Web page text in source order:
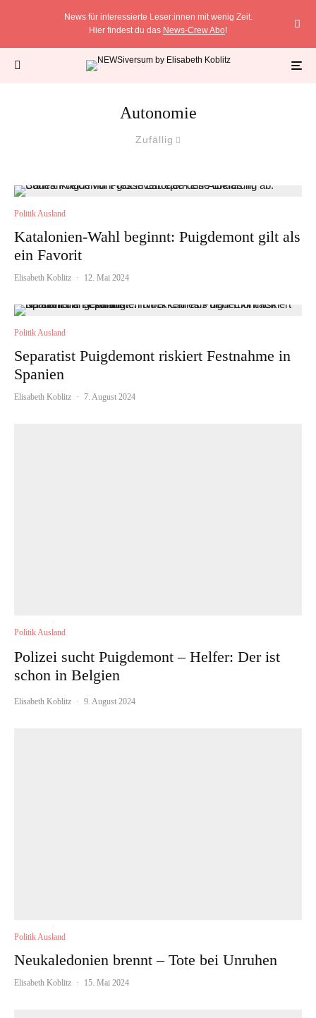
News für interessierte Leser:innen mit wenig Zeit.
Hier findest du das News-Crew Abo!
Autonomie
Zufällig
Politik Ausland
Katalonien-Wahl beginnt: Puigdemont gilt als
ein Favorit
Elisabeth Koblitz · 12. Mai 2024
Politik Ausland
Separatist Puigdemont riskiert Festnahme in
Spanien
Elisabeth Koblitz · 7. August 2024
Politik Ausland
Polizei sucht Puigdemont – Helfer: Der ist
schon in Belgien
Elisabeth Koblitz · 9. August 2024
Politik Ausland
Neukaledonien brennt – Tote bei Unruhen
Elisabeth Koblitz · 15. Mai 2024